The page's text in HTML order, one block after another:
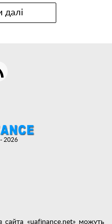
далі
сайта «uafinance.net» можуть
2026